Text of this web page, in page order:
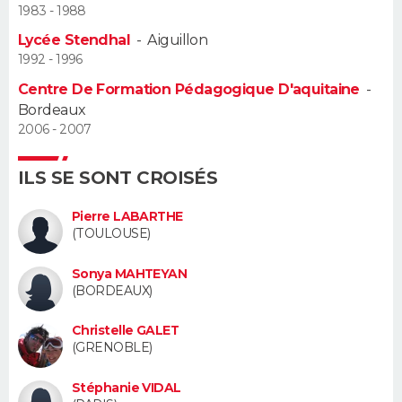
Alimentation
Guide de la santé
Maladies
Médicaments
Sommeil
VOYAGE
PHOTO
GUIDES D'ACHAT
CARTE DE VOEUX
Carte de Noël
Carte Bonne année
Carte Saint-Valentin
Carte Pâques
Carte d'anniversaire
DICTIONNAIRE
Dictionnaire
Biographies
Citations
Expressions
Proverbes
PROGRAMME TV
COPAINS D'AVANT
S'inscrire
Se connecter
Lycées
Collèges
Primaires
Universités
Entreprises
Service militaire
Avis de recherche
1983 - 1988
Lycée Stendhal -Aiguillon
1992 - 1996
Centre De Formation Pédagogique D'aquitaine -
Bordeaux
2006 - 2007
ILS SE SONT CROISÉS
Pierre LABARTHE
(TOULOUSE)
Sonya MAHTEYAN
(BORDEAUX)
Christelle GALET
(GRENOBLE)
Stéphanie VIDAL